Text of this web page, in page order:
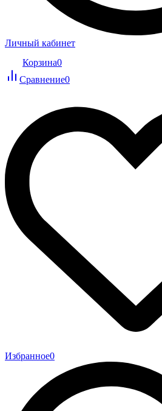
Личный кабинет
Корзина0
Сравнение0
Избранное0